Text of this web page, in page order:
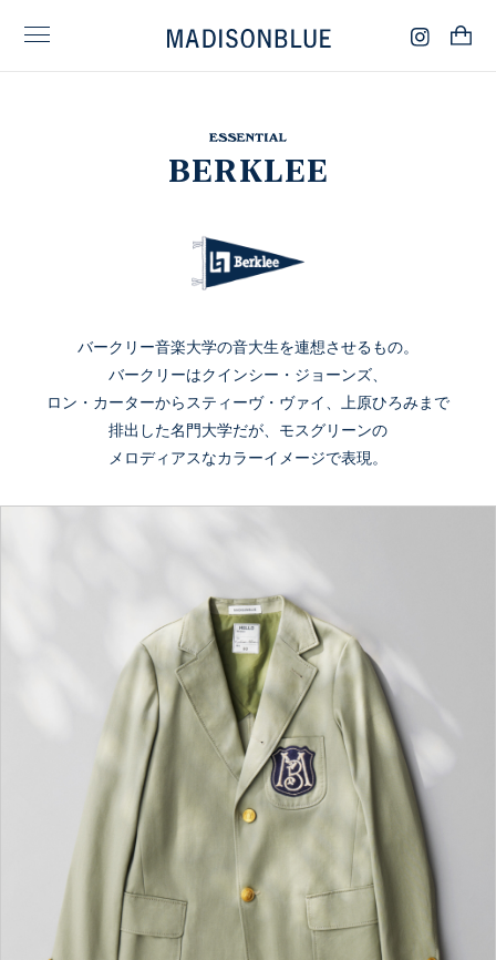
BERKLEE
バークリー音楽大学の音大生を連想させるもの。
バークリーはクインシー・ジョーンズ、
ロン・カーターから スティーヴ・ヴァイ、上原ひろみまで
排出した名門大学だが、 モスグリーンの
メロディアスなカラーイメージで表現。